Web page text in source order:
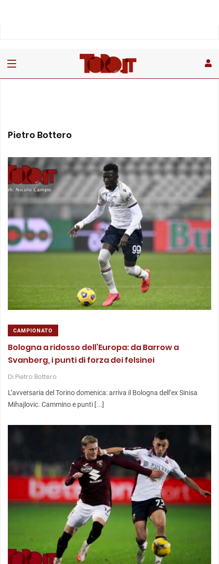
Pietro Bottero
CAMPIONATO
Bologna a ridosso dell’Europa: da Barrow a
Svanberg, i punti di forza dei felsinei
Di Pietro Bottero
L’avversaria del Torino domenica: arriva il Bologna dell’ex Sinisa
Mihajlovic. Cammino e punti [...]